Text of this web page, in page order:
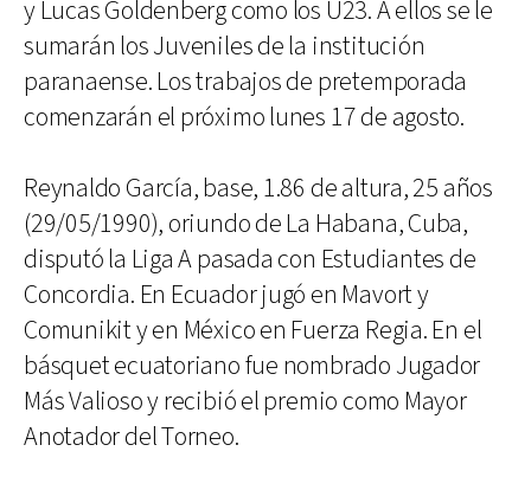
y Lucas Goldenberg como los U23. A ellos se le
sumarán los Juveniles de la institución
paranaense. Los trabajos de pretemporada
comenzarán el próximo lunes 17 de agosto.
Reynaldo García, base, 1.86 de altura, 25 años
(29/05/1990), oriundo de La Habana, Cuba,
disputó la Liga A pasada con Estudiantes de
Concordia. En Ecuador jugó en Mavort y
Comunikit y en México en Fuerza Regia. En el
básquet ecuatoriano fue nombrado Jugador
Más Valioso y recibió el premio como Mayor
Anotador del Torneo.